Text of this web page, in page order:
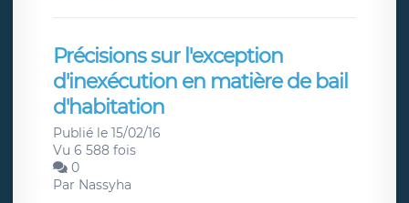
Précisions sur l'exception
d'inexécution en matière de bail
d'habitation
Publié le 15/02/16
Vu 6 588 fois
0
Par Nassyha